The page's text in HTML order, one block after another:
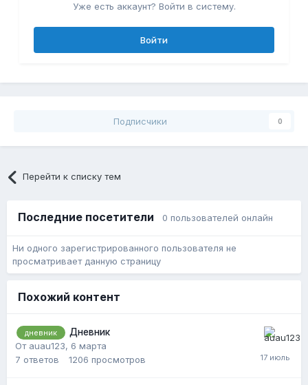
Уже есть аккаунт? Войти в систему.
Войти
Подписчики 0
Перейти к списку тем
Последние посетители 0 пользователей онлайн
Ни одного зарегистрированного пользователя не
просматривает данную страницу
Похожий контент
дневник
Дневник
От auau123, 6 марта
7 ответов 1206 просмотров